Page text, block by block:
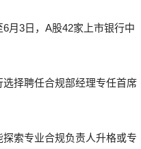
月3日，A股42家上市银行中
择聘任合规部经理专任首席
索专业合规负责人升格或专